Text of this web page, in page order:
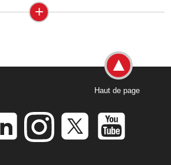
+
Haut de page